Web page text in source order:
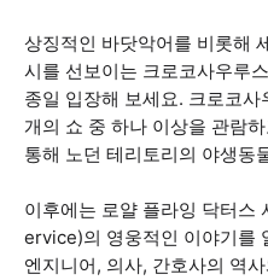
상징적인 바닷악어를 비롯해
시를 선보이는 크로코사우루
종일 입장해 보세요. 크로코
개의 쇼 중 하나 이상을 관람
통해 노던 테리토리의 야생동
이후에는 로얄 플라잉 닥터
ervice)의 영웅적인 이야기를
엔지니어, 의사, 간호사의 역